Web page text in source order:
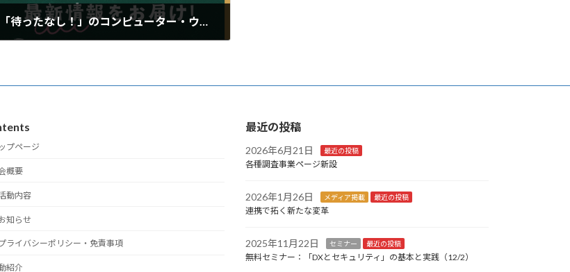
「待ったなし！」のコンピューター・ウィルス対策 ―自社の信用を守るために―
プページ
概要
動内容
知らせ
ライバシーポリシー・免責事項
紹介
最近の投稿
2026年6月21日 最近の投稿
各種調査事業ページ新設
2026年1月26日 メディア掲載 最近の投稿
連携で拓く新たな変革
2025年11月22日 セミナー 最近の投稿
無料セミナー：「DXとセキュリティ」の基本と実践（12/2）